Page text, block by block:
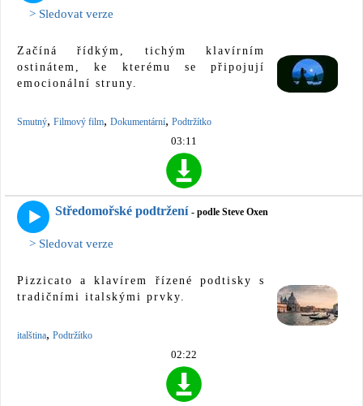
> Sledovat verze
Začíná řídkým, tichým klavírním
ostinátem, ke kterému se připojují
emocionální struny.
Smutný, Filmový film, Dokumentární, Podtržítko
03:11
Středomořské podtržení - podle Steve Oxen
> Sledovat verze
Pizzicato a klavírem řízené podtisky s
tradičními italskými prvky.
italština, Podtržítko
02:22